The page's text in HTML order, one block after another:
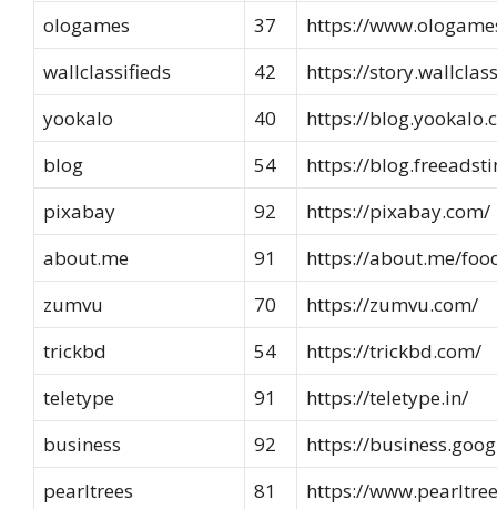
ologames
37
https://
wallclassifieds
42
https://
yookalo
40
https://
blog
54
https://
pixabay
92
https://pixabay.com/
about.me
91
https://about.me/
zumvu
70
https://zumvu.com/
trickbd
54
https://trickbd.com/
teletype
91
https://teletype.in/
business
92
https://
pearltrees
81
https://